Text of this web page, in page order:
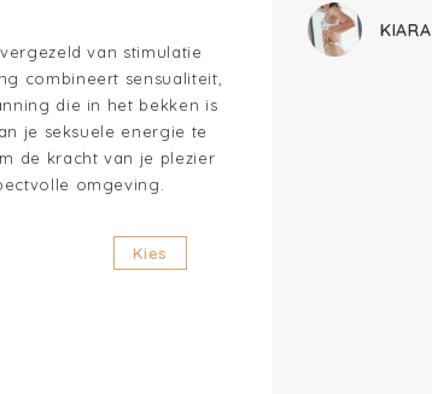
van stimulatie
combineert sensualiteit,
die in het bekken is
je seksuele energie te
de kracht van je plezier
omgeving.
Kies
KIARA